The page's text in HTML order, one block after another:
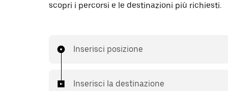
scopri i percorsi e le destinazioni più richiesti.
Inserisci posizione
Inserisci la destinazione